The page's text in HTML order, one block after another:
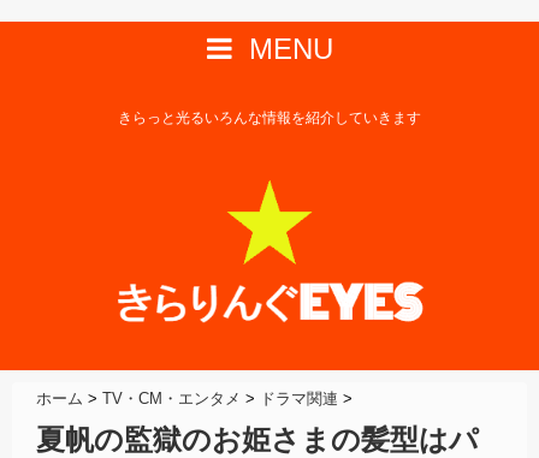
MENU
きらっと光るいろんな情報を紹介していきます
ホーム > TV・CM・エンタメ > ドラマ関連 >
夏帆の監獄のお姫さまの髪型はパ